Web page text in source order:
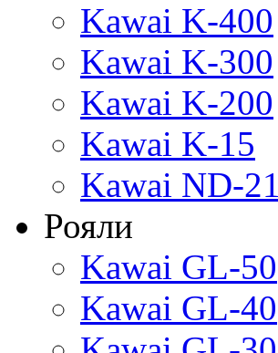
Kawai K-400
Kawai K-300
Kawai K-200
Kawai K-15
Kawai ND-21
Рояли
Kawai GL-50
Kawai GL-40